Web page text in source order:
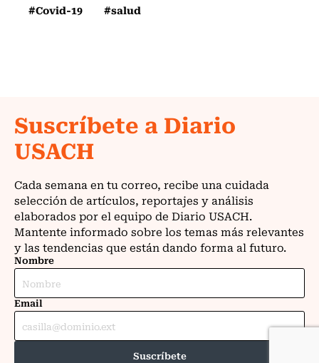
#Covid-19 #salud